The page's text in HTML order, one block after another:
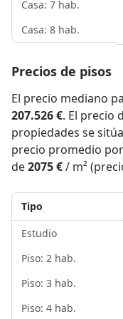
Casa: 7 hab.
Casa: 8 hab.
Precios de pisos
El precio mediano
207.526 €. El precio
propiedades se
precio promedio
de2075 €/ m²
Tipo
Estudio
Piso: 2 hab.
Piso: 3 hab.
Piso: 4 hab.